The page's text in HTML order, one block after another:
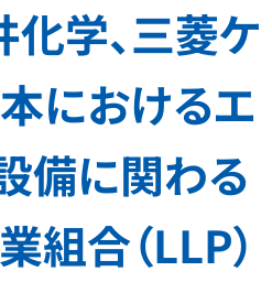
化学、三菱ケ
におけるエ
備に関わる
組合（LLP）